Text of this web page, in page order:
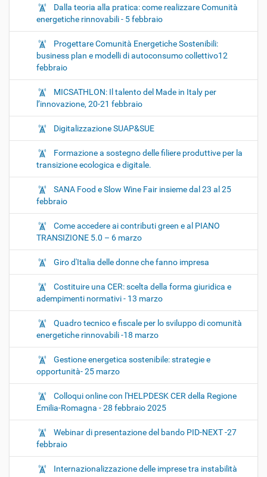
Dalla teoria alla pratica: come realizzare Comunità
energetiche rinnovabili - 5 febbraio
Progettare Comunità Energetiche Sostenibili:
business plan e modelli di autoconsumo collettivo12
febbraio
MICSATHLON: Il talento del Made in Italy per
l’innovazione, 20-21 febbraio
Digitalizzazione SUAP&SUE
Formazione a sostegno delle filiere produttive per la
transizione ecologica e digitale.
SANA Food e Slow Wine Fair insieme dal 23 al 25
febbraio
Come accedere ai contributi green e al PIANO
TRANSIZIONE 5.0 – 6 marzo
Giro d'Italia delle donne che fanno impresa
Costituire una CER: scelta della forma giuridica e
adempimenti normativi - 13 marzo
Quadro tecnico e fiscale per lo sviluppo di comunità
energetiche rinnovabili -18 marzo
Gestione energetica sostenibile: strategie e
opportunità- 25 marzo
Colloqui online con l'HELPDESK CER della Regione
Emilia-Romagna - 28 febbraio 2025
Webinar di presentazione del bando PID-NEXT -27
febbraio
Internazionalizzazione delle imprese tra instabilità